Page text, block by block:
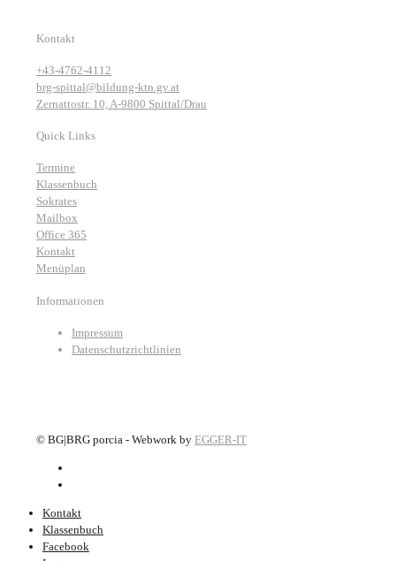
Kontakt
+43-4762-4112
brg-spittal@bildung-ktn.gv.at
Zernattostr. 10, A-9800 Spittal/Drau
Quick Links
Termine
Klassenbuch
Sokrates
Mailbox
Office 365
Kontakt
Menüplan
Informationen
Impressum
Datenschutzrichtlinien
© BG|BRG porcia - Webwork by EGGER-IT
Kontakt
Klassenbuch
Facebook